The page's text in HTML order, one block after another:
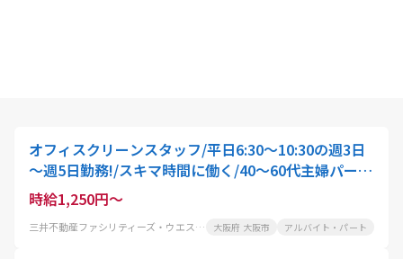
オフィスクリーンスタッフ/平日6:30～10:30の週3日
～週5日勤務!/スキマ時間に働く/40～60代主婦パート
活躍中
時給1,250円～
三井不動産ファシリティーズ・ウエスト株式会社 大阪府 大阪市 アルバイト・パート